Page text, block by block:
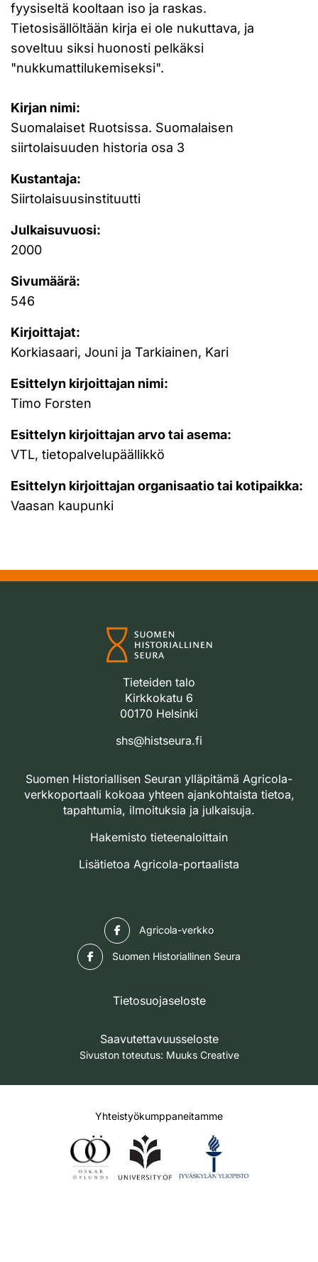
fyysiseltä kooltaan iso ja raskas.
Tietosisällöltään kirja ei ole nukuttava, ja
soveltuu siksi huonosti pelkäksi
"nukkumattilukemiseksi".
Kirjan nimi:
Suomalaiset Ruotsissa. Suomalaisen
siirtolaisuuden historia osa 3
Kustantaja:
Siirtolaisuusinstituutti
Julkaisuvuosi:
2000
Sivumäärä:
546
Kirjoittajat:
Korkiasaari, Jouni ja Tarkiainen, Kari
Esittelyn kirjoittajan nimi:
Timo Forsten
Esittelyn kirjoittajan arvo tai asema:
VTL, tietopalvelupäällikkö
Esittelyn kirjoittajan organisaatio tai kotipaikka:
Vaasan kaupunki
Tieteiden talo
Kirkkokatu 6
00170 Helsinki
shs@histseura.fi
Suomen Historiallisen Seuran ylläpitämä Agricola-
verkkoportaali kokoaa yhteen ajankohtaista tietoa,
tapahtumia, ilmoituksia ja julkaisuja.
Hakemisto tieteenaloittain
Lisätietoa Agricola-portaalista
Agricola-verkko
Suomen Historiallinen Seura
Tietosuojaseloste
Saavutettavuusseloste
Sivuston toteutus: Muuks Creative
Yhteistyökumppaneitamme